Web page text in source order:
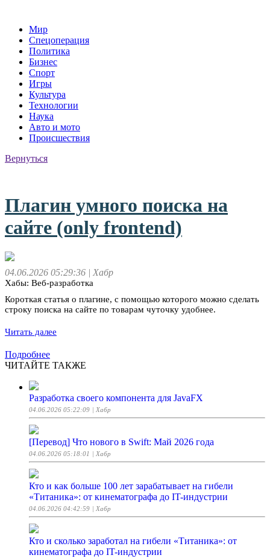
Мир
Спецоперация
Политика
Бизнес
Спорт
Игры
Культура
Технологии
Наука
Авто и мото
Происшествия
Вернуться
Плагин умного поиска на
сайте (only frontend)
04.06.2026 05:29:36 | Хабр
Хабы: Веб-разработка
Короткая статья о плагине, с помощью которого можно сделать
строку поиска на сайте по товарам чуточку удобнее.
Читать далее
Подробнее
ЧИТАЙТЕ ТАКЖЕ
Разработка своего компонента для JavaFX
04.06.2026 05:22:09 | Хабр
[Перевод] Что нового в Swift: Май 2026 года
04.06.2026 05:18:01 | Хабр
Кто и как больше 100 лет зарабатывает на гибели
«Титаника»: от кинематографа до IT-индустрии
04.06.2026 04:42:59 | Хабр
Кто и сколько заработал на гибели «Титаника»: от
кинематографа до IT-индустрии